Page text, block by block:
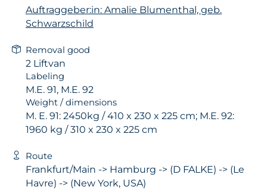
Auftraggeber:in: Amalie Blumenthal, geb.
Schwarzschild
Removal good
2 Liftvan
Labeling
M.E. 91, M.E. 92
Weight / dimensions
M. E. 91: 2450kg / 410 x 230 x 225 cm; M.E. 92:
1960 kg / 310 x 230 x 225 cm
Route
Frankfurt/Main -> Hamburg -> (D FALKE) -> (Le
Havre) -> (New York, USA)